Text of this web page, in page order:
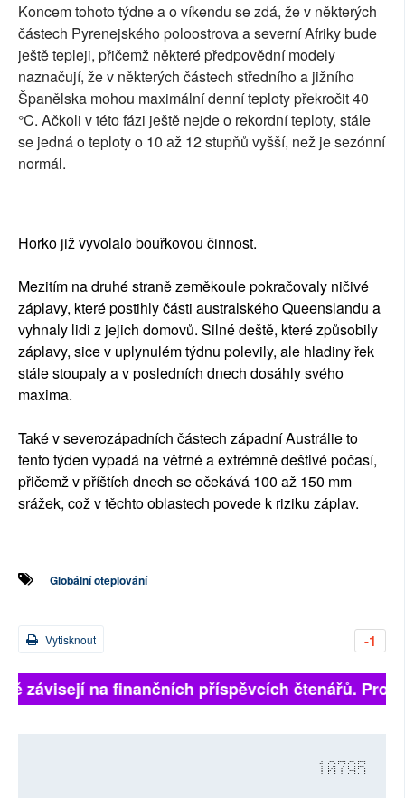
Koncem tohoto týdne a o víkendu se zdá, že v některých
částech Pyrenejského poloostrova a severní Afriky bude
ještě tepleji, přičemž některé předpovědní modely
naznačují, že v některých částech středního a jižního
Španělska mohou maximální denní teploty překročit 40
°C. Ačkoli v této fázi ještě nejde o rekordní teploty, stále
se jedná o teploty o 10 až 12 stupňů vyšší, než je sezónní
normál.
Horko již vyvolalo bouřkovou činnost.
Mezitím na druhé straně zeměkoule pokračovaly ničivé
záplavy, které postihly části australského Queenslandu a
vyhnaly lidi z jejich domovů. Silné deště, které způsobily
záplavy, sice v uplynulém týdnu polevily, ale hladiny řek
stále stoupaly a v posledních dnech dosáhly svého
maxima.
Také v severozápadních částech západní Austrálie to
tento týden vypadá na větrné a extrémně deštivé počasí,
přičemž v příštích dnech se očekává 100 až 150 mm
srážek, což v těchto oblastech povede k riziku záplav.
Globální oteplování
-1
Vytisknout
závisejí na finančních příspěvcích čtenářů.
10795